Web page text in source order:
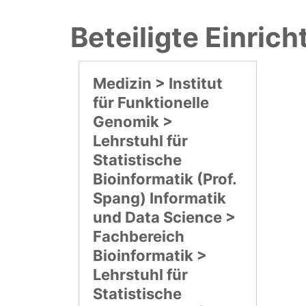
Beteiligte
Medizin > Institut
für Funktionelle
Genomik >
Lehrstuhl für
Statistische
Bioinformatik (Prof.
Spang) Informatik
und Data Science >
Fachbereich
Bioinformatik >
Lehrstuhl für
Statistische